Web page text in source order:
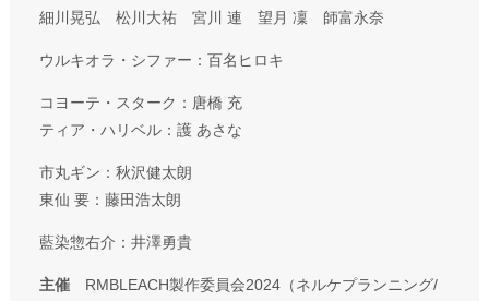
細川晃弘 松川大祐 宮川 連 望月 凜 師富永奈
ウルキオラ・シファー：百名ヒロキ
コヨーテ・スターク：唐橋 充
ティア・ハリベル：護 あさな
市丸ギン：秋沢健太朗
東仙 要：藤⽥浩太朗
藍染惣右介：井澤勇貴
主催RMBLEACH製作委員会2024（ネルケプランニング/